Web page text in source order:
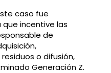
caso fue
incentive las
de
o difusión,
Generación Z.